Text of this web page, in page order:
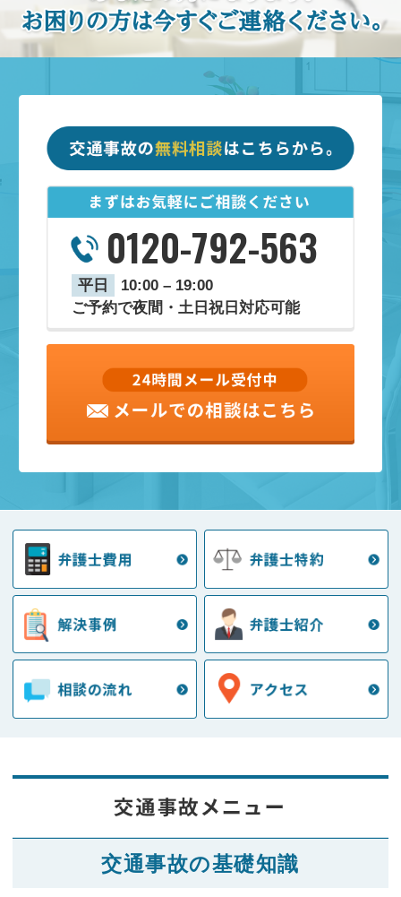
0120-792-563
平日
10:00 – 19:00
ご予約で夜間・土日祝日対応可能
交通事故の基礎知識